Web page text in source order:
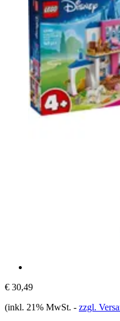
€ 30,49
(inkl. 21% MwSt. - zzgl.